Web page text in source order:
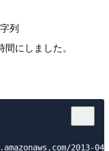
列
にしました。
2013-